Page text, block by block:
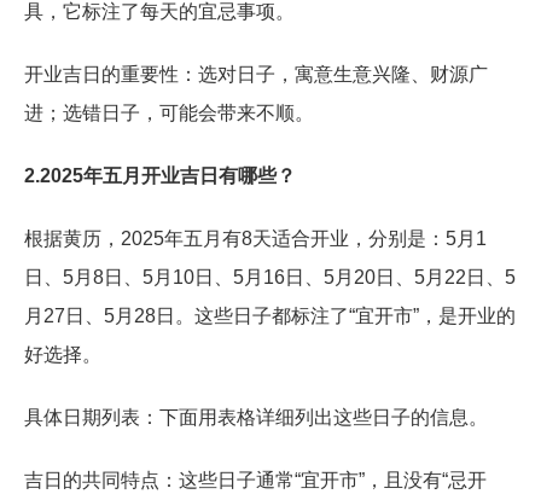
具，它标注了每天的宜忌事项。
开业吉日的重要性：选对日子，寓意生意兴隆、财源广
进；选错日子，可能会带来不顺。
2.2025年五月开业吉日有哪些？
根据黄历，2025年五月有8天适合开业，分别是：5月1
日、5月8日、5月10日、5月16日、5月20日、5月22日、5
月27日、5月28日。这些日子都标注了“宜开市”，是开业的
好选择。
具体日期列表：下面用表格详细列出这些日子的信息。
吉日的共同特点：这些日子通常“宜开市”，且没有“忌开